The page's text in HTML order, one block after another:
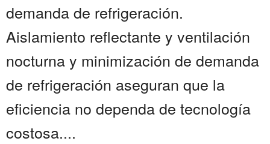
demanda de refrigeración.
Aislamiento reflectante y ventilación
nocturna y minimización de demanda
de refrigeración aseguran que la
eficiencia no dependa de tecnología
costosa....